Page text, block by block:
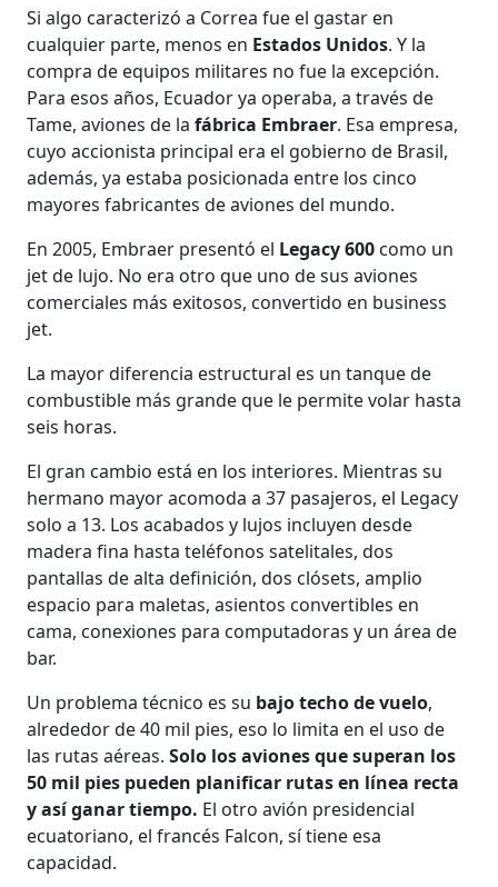
Si algo caracterizó a Correa fue el gastar en
cualquier parte, menos en Estados Unidos. Y la
compra de equipos militares no fue la excepción.
Para esos años, Ecuador ya operaba, a través de
Tame, aviones de lafábrica Embraer. Esa empresa,
cuyo accionista principal era el gobierno de Brasil,
además, ya estaba posicionada entre los cinco
mayores fabricantes de aviones del mundo.
En 2005, Embraer presentó el Legacy 600 como un
jet de lujo. No era otro que uno de sus aviones
comerciales más exitosos, convertido en business
jet.
La mayor diferencia estructural es un tanque de
combustible más grande que le permite volar hasta
seis horas.
El gran cambio está en los interiores. Mientras su
hermano mayor acomoda a 37 pasajeros, el Legacy
solo a 13. Los acabados y lujos incluyen desde
madera fina hasta teléfonos satelitales, dos
pantallas de alta definición, dos clósets, amplio
espacio para maletas, asientos convertibles en
cama, conexiones para computadoras y un área de
bar.
Un problema técnico es su bajo techo de vuelo,
alrededor de 40 mil pies, eso lo limita en el uso de
las rutas aéreas.Solo los aviones que superan los
50 mil pies pueden planificar rutas en línea recta
y así ganar tiempo. El otro avión presidencial
ecuatoriano, el francés Falcon, sí tiene esa
capacidad.